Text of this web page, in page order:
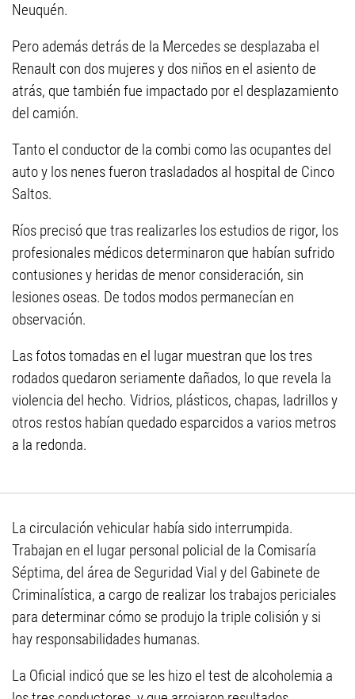
Neuquén.
Pero además detrás de la Mercedes se desplazaba el
Renault con dos mujeres y dos niños en el asiento de
atrás, que también fue impactado por el desplazamiento
del camión.
Tanto el conductor de la combi como las ocupantes del
auto y los nenes fueron trasladados al hospital de Cinco
Saltos.
Ríos precisó que tras realizarles los estudios de rigor, los
profesionales médicos determinaron que habían sufrido
contusiones y heridas de menor consideración, sin
lesiones oseas. De todos modos permanecían en
observación.
Las fotos tomadas en el lugar muestran que los tres
rodados quedaron seriamente dañados, lo que revela la
violencia del hecho. Vidrios, plásticos, chapas, ladrillos y
otros restos habían quedado esparcidos a varios metros
a la redonda.
La circulación vehicular había sido interrumpida.
Trabajan en el lugar personal policial de la Comisaría
Séptima, del área de Seguridad Vial y del Gabinete de
Criminalística, a cargo de realizar los trabajos periciales
para determinar cómo se produjo la triple colisión y si
hay responsabilidades humanas.
La Oficial indicó que se les hizo el test de alcoholemia a